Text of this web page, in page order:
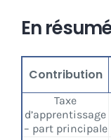
En
Contribution
Taxe
d’apprentissage
– part principale